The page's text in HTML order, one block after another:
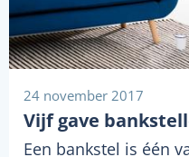
24 november 2017
Vijf gave
Een bankstel is één